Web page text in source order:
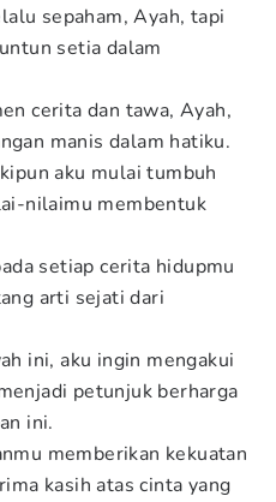
sepaham, Ayah, tapi
setia dalam
cerita dan tawa, Ayah,
manis dalam hatiku.
aku mulai tumbuh
nilaimu membentuk
setiap cerita hidupmu
arti sejati dari
ini, aku ingin mengakui
petunjuk berharga
ini.
memberikan kekuatan
kasih atas cinta yang